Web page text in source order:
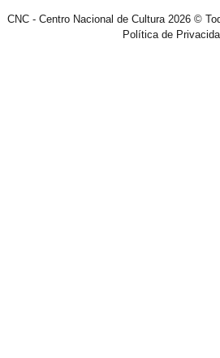
CNC - Centro Nacional de Cultura 2026 ©
Política de